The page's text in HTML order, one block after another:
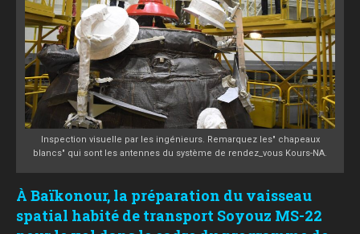
Inspection visuelle par les ingénieurs. Remarquez les" chapeaux
blancs" qui sont les antennes du système de rendez_vous Kours-NA.
À Baïkonour, la préparation du vaisseau
spatial habité de transport Soyouz MS-22